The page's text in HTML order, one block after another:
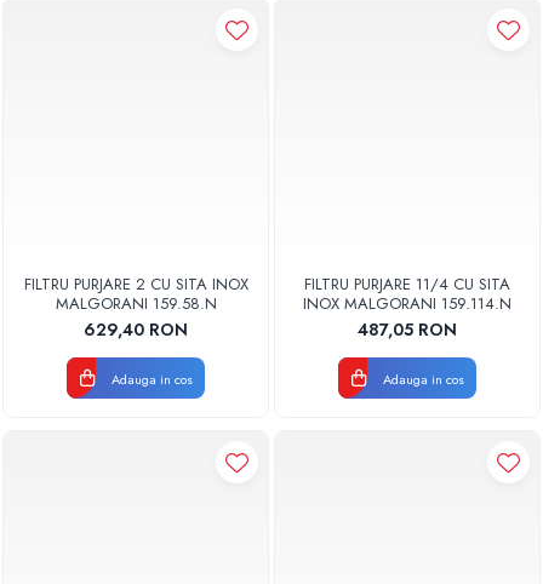
FILTRU PURJARE 2 CU SITA INOX
MALGORANI 159.58.N
629,40 RON
Adauga in cos
FILTRU PURJARE 11/4 CU SITA
INOX MALGORANI 159.114.N
487,05 RON
Adauga in cos